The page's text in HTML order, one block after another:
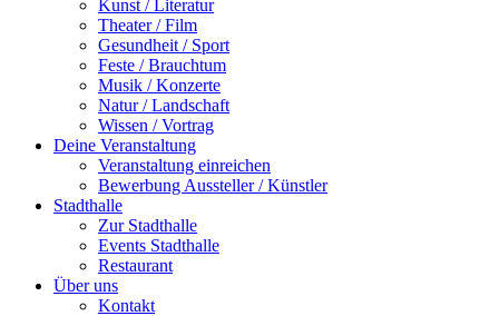
Kunst / Literatur
Theater / Film
Gesundheit / Sport
Feste / Brauchtum
Musik / Konzerte
Natur / Landschaft
Wissen / Vortrag
Deine Veranstaltung
Veranstaltung einreichen
Bewerbung Aussteller / Künstler
Stadthalle
Zur Stadthalle
Events Stadthalle
Restaurant
Über uns
Kontakt